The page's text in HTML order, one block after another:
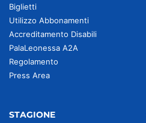
Biglietti
Utilizzo Abbonamenti
Accreditamento Disabili
PalaLeonessa A2A
Regolamento
Press Area
STAGIONE